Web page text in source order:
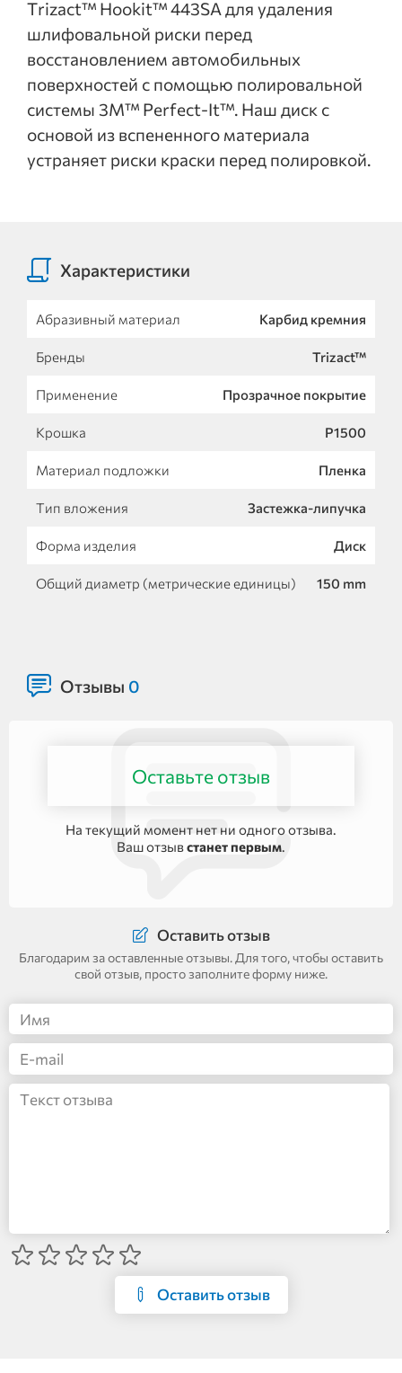
Trizact™ Hookit™ 443SA для удаления
шлифовальной риски перед
восстановлением автомобильных
поверхностей с помощью полировальной
системы 3M™ Perfect-It™. Наш диск с
основой из вспененного материала
устраняет риски краски перед полировкой.
Характеристики
Абразивный материал Карбид кремния
Бренды Trizact™
Применение Прозрачное покрытие
Крошка P1500
Материал подложки Пленка
Тип вложения Застежка-липучка
Форма изделия Диск
Общий диаметр (метрические единицы) 150 mm
Отзывы 0
Оставьте отзыв
На текущий момент нет ни одного отзыва.
Ваш отзывстанет первым.
Оставить отзыв
Благодарим за оставленные отзывы. Для того, чтобы оставить
свой отзыв, просто заполните форму ниже.
Оставить отзыв